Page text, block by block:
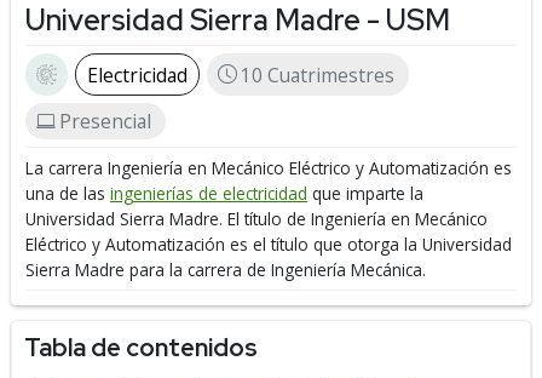
Universidad Sierra Madre - USM
Electricidad
10 Cuatrimestres
Presencial
La carrera Ingeniería en Mecánico Eléctrico y Automatización es
una de las ingenierías de electricidad que imparte la
Universidad Sierra Madre. El título de Ingeniería en Mecánico
Eléctrico y Automatización es el título que otorga la Universidad
Sierra Madre para la carrera de Ingeniería Mecánica.
Tabla de contenidos